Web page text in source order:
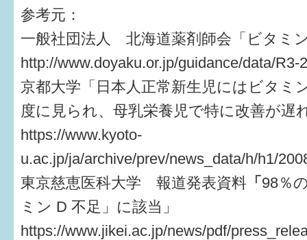
参考元：
一般社団法人 北海道薬剤師会「ビタミ
http://www.doyaku.or.jp/guidance/data/R3-
京都大学「日本人正常新生児にはビタミ
度に見られ、母乳栄養児で特に改善が遅
https://www.kyoto-
u.ac.jp/ja/archive/prev/news_data/h/h1/
東京慈恵医科大学 報道発表資料 「 98％
ミン D 不足」に該当」
https://www.jikei.ac.jp/news/pdf/
子育て情報誌「ほっと」
食育
福井市図書館オススメの本
お出かけ情報
病気・けが 基本情報
パパもママも子育て
ワンポイント英会話
ソーシャルメディア